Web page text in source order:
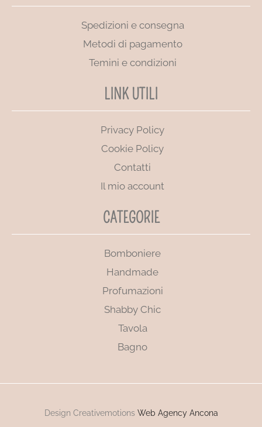
Spedizioni e consegna
Metodi di pagamento
Temini e condizioni
LINK UTILI
Privacy Policy
Cookie Policy
Contatti
Il mio account
CATEGORIE
Bomboniere
Handmade
Profumazioni
Shabby Chic
Tavola
Bagno
Design Creativemotions Web Agency Ancona